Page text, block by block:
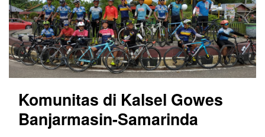
Komunitas di Kalsel Gowes
Banjarmasin-Samarinda